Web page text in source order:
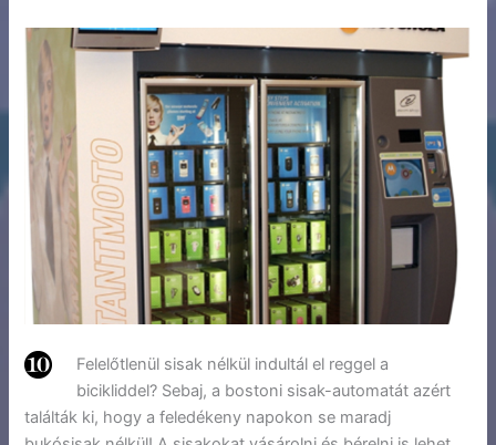
Felelőtlenül sisak nélkül indultál el reggel a
bicikliddel? Sebaj, a bostoni sisak-automatát azért
találták ki, hogy a feledékeny napokon se maradj